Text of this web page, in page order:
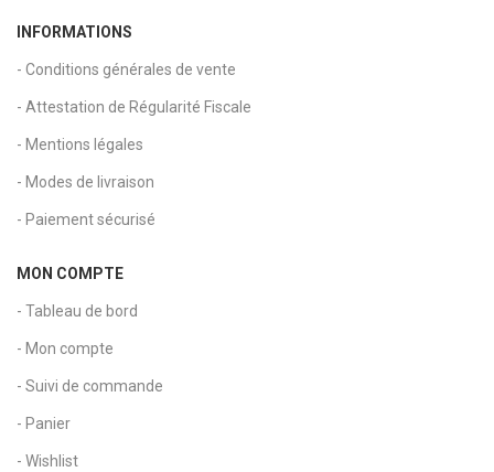
INFORMATIONS
- Conditions générales de vente
- Attestation de Régularité Fiscale
- Mentions légales
- Modes de livraison
- Paiement sécurisé
MON COMPTE
- Tableau de bord
- Mon compte
- Suivi de commande
- Panier
- Wishlist